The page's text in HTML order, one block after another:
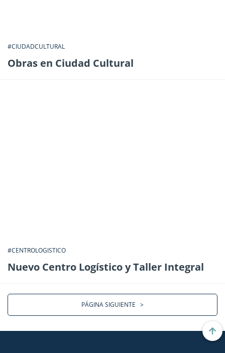
#CIUDADCULTURAL
Obras en Ciudad Cultural
#CENTROLOGISTICO
Nuevo Centro Logístico y Taller Integral
PÁGINA SIGUIENTE >